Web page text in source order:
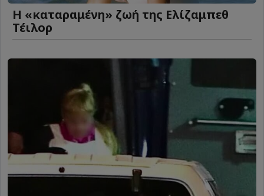
Η «καταραμένη»​​​​​​​ ζωή της Ελίζαμπεθ
Τέιλορ